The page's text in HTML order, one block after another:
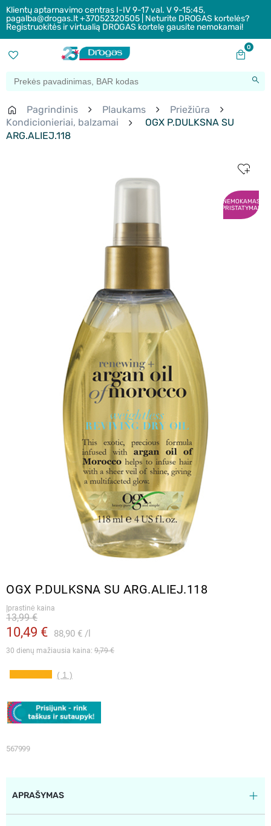
Klientų aptarnavimo centras I-IV 9-17 val. V 9-15:45,
pagalba@drogas.lt +37052320505 | Neturite DROGAS kortelės?
Registruokitės ir virtualią DROGAS kortelę gausite nemokamai!
0
Pagrindinis Plaukams
Priežiūra
Kondicionieriai, balzamai
OGX P.DULKSNA SU
ARG.ALIEJ.118
NEMOKAMAS
PRISTATYMAS
OGX P.DULKSNA SU ARG.ALIEJ.118
Įprastinė kaina
10,49 € 88,90 €
13,99 €
30 dienų mažiausia kaina: 9,79 €
( 1 )
567999
APRAŠYMAS